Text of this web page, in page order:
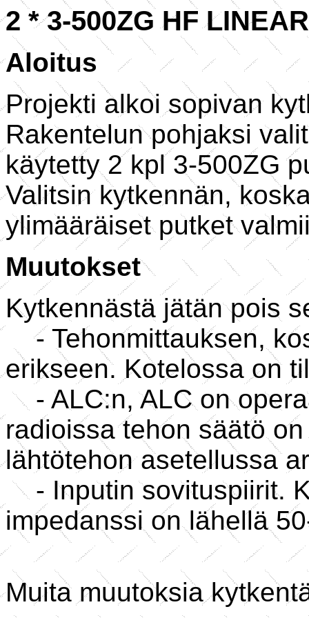
2 * 3-500ZG HF
Aloitus
Projekti alkoi sopivan
Rakentelun pohjaksi
käytetty 2 kpl 3-500ZG
Valitsin kytkennän,
ylimääräiset putket
Muutokset
Kytkennästä jätän pois
- Tehonmittauksen,
erikseen. Kotelossa on
- ALC:n, ALC on
radioissa tehon säätö
lähtötehon asetellussa
- Inputin sovituspiirit.
impedanssi on lähellä
Muita muutoksia